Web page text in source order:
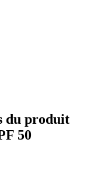
du produit
50